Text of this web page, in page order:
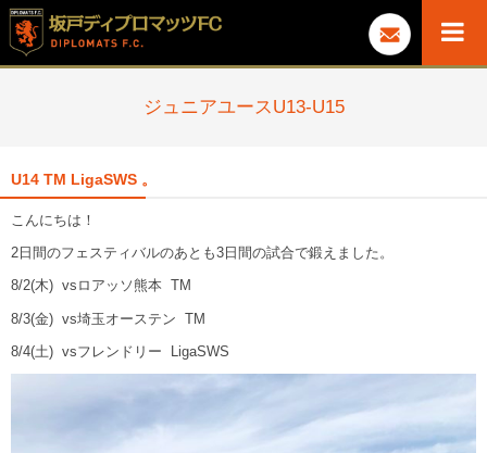
ジュニアユースU13-U15
U14 TM LigaSWS 。
こんにちは！
2日間のフェスティバルのあとも3日間の試合で鍛えました。
8/2(木) vsロアッソ熊本 TM
8/3(金) vs埼玉オーステン TM
8/4(土) vsフレンドリー LigaSWS